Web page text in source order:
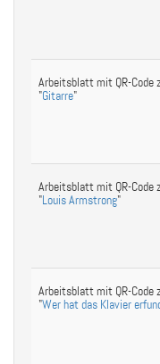
Arbeitsblatt mit QR-Code
"Gitarre"
Arbeitsblatt mit QR-Code
"Louis Armstrong"
Arbeitsblatt mit QR-Code
"Wer hat das Klavier